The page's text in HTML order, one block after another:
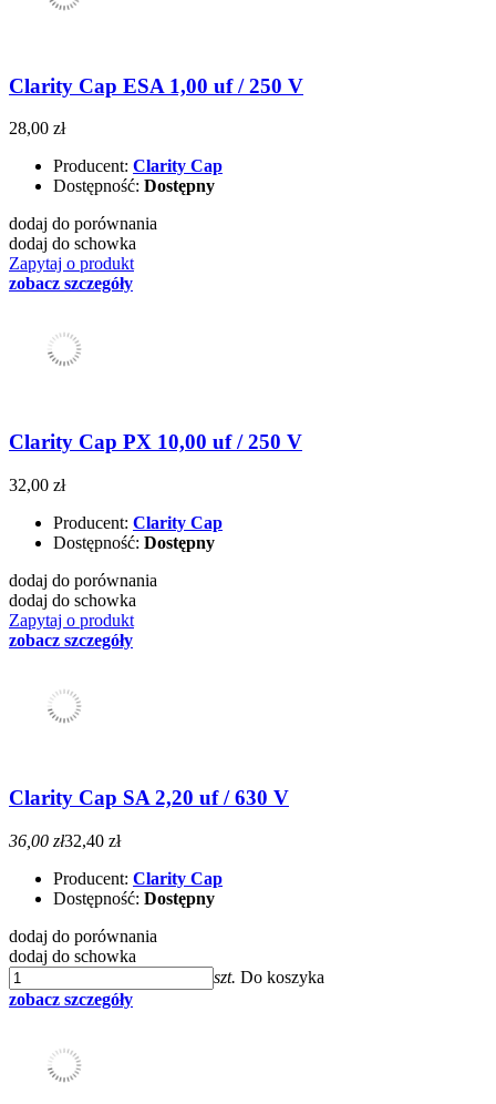
Clarity Cap ESA 1,00 uf / 250 V
28,00 zł
Producent: Clarity Cap
Dostępność: Dostępny
dodaj do porównania
dodaj do schowka
Zapytaj o produkt
zobacz szczegóły
Clarity Cap PX 10,00 uf / 250 V
32,00 zł
Producent: Clarity Cap
Dostępność: Dostępny
dodaj do porównania
dodaj do schowka
Zapytaj o produkt
zobacz szczegóły
Clarity Cap SA 2,20 uf / 630 V
36,00 zł32,40 zł
Producent: Clarity Cap
Dostępność: Dostępny
dodaj do porównania
dodaj do schowka
szt. Do koszyka
zobacz szczegóły